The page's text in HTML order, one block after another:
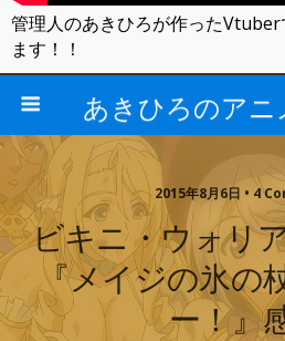
あきひろのアニ
2015年8月6日 • 4
ビキニ・ウォリ
『メイジの氷の
ー！』
管理人のあきひろが作った
ます！！